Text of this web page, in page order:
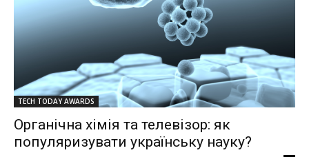
TECH TODAY AWARDS
Органічна хімія та телевізор: як
популяризувати українську науку?